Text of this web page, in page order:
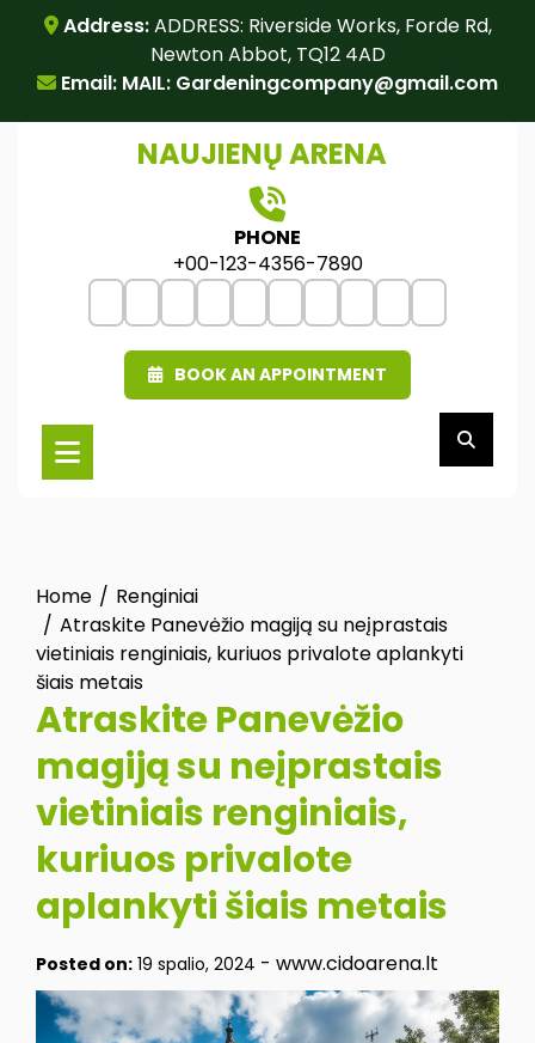
content
Address:ADDRESS: Riverside Works, Forde Rd,
Newton Abbot, TQ12 4AD
Email: MAIL: Gardeningcompany@gmail.com
NAUJIENŲ ARENA
PHONE
+00-123-4356-7890
BOOK AN APPOINTMENT
Home
Renginiai
Atraskite Panevėžio magiją su neįprastais
vietiniais renginiais, kuriuos privalote aplankyti
šiais metais
Atraskite Panevėžio
magiją su neįprastais
vietiniais renginiais,
kuriuos privalote
aplankyti šiais metais
Posted on: 19 spalio, 2024 - www.cidoarena.lt